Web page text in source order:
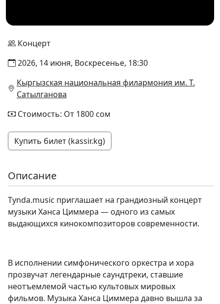
Концерт
2026, 14 июня, Воскресенье, 18:30
Кыргызская национальная филармония им. Т.
Сатылганова
Стоимость: От 1800 сом
Купить билет (kassir.kg)
Описание
Tynda.music приглашает на грандиозный концерт
музыки Ханса Циммера — одного из самых
выдающихся кинокомпозиторов современности.
В исполнении симфонического оркестра и хора
прозвучат легендарные саундтреки, ставшие
неотъемлемой частью культовых мировых
фильмов. Музыка Ханса Циммера давно вышла за